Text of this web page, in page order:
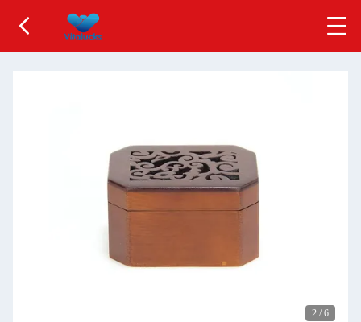
2 / 6